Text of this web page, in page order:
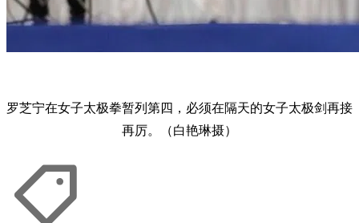
罗芝宁在女子太极拳暂列第四，必须在隔天的女子太极剑再接
再厉。（白艳琳摄）